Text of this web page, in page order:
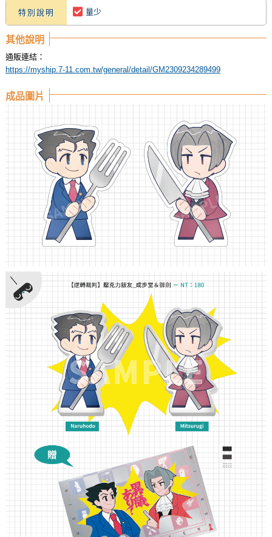
特別說明 量少
其他說明
通販連結：
https://myship.7-11.com.tw/general/detail/GM2309234289499
成品圖片